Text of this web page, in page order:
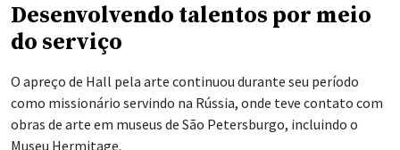
Desenvolvendo talentos por meio
do serviço
O apreço de Hall pela arte continuou durante seu período
como missionário servindo na Rússia, onde teve contato com
obras de arte em museus de São Petersburgo, incluindo o
Museu Hermitage.